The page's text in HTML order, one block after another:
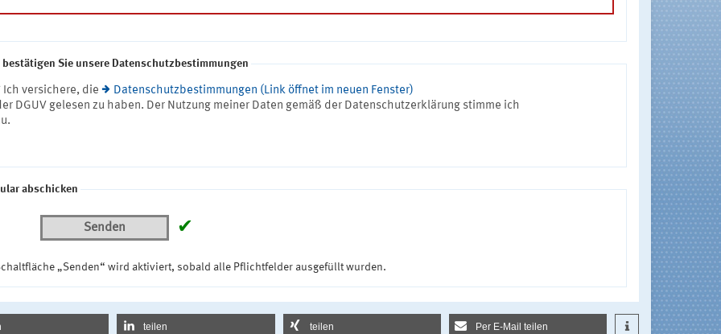
Sie unsere Datenschutzbestimmungen
Ich versichere, die
Datenschutzbestimmungen (Link öffnet im neuen Fenster)
DGUV gelesen zu haben. Der Nutzung meiner Daten gemäß der Datenschutzerklärung stimme ich
abschicken
Senden ✔
„Senden“ wird aktiviert, sobald alle Pflichtfelder ausgefüllt wurden.
teilen teilen Per E-Mail teilen